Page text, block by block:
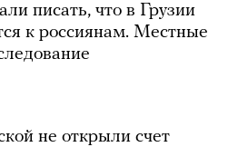
писать, что в Грузии
к россиянам. Местные
не открыли счет